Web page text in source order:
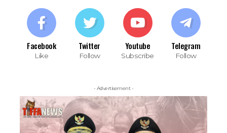
Facebook
Like
Twitter
Follow
Youtube
Subscribe
Telegram
Follow
- Advertisement -